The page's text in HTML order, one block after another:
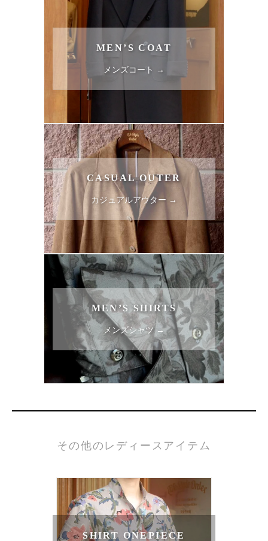
MEN’S COAT
メンズコート →
CASUAL OUTER
カジュアルアウター →
MEN’S SHIRTS
メンズシャツ →
その他のレディースアイテム
SHIRT ONEPIECE